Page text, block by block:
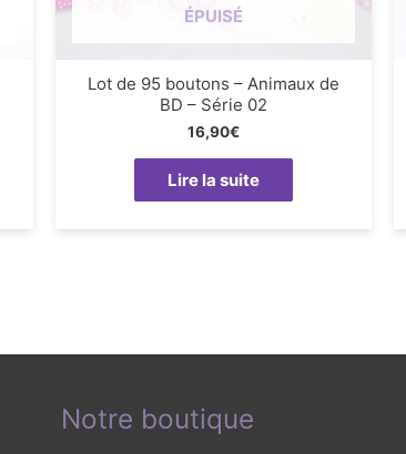
ÉPUISÉ
Lot de 95 boutons – Animaux de
BD – Série 02
16,90€
Lire la suite
Notre boutique